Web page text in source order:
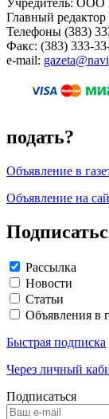
Учредитель: ООО
Главный
Телефоны (383)
Факс: (383) 333-
e-mail:
подать?
Объявление в
Объявление на
Рассылка
Новости
Статьи
Объявления в
Быстрая подписка
Через личный
Подписаться